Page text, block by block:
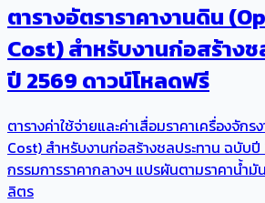
ตารางอัตราราคางานดิน
Cost) สำหรับงานก่อสร้าง
ปี 2569 ดาวน์โหลดฟรี
ตารางค่าใช้จ่ายและค่าเสื่อมราคาเครื่องจัก
Cost) สำหรับงานก่อสร้างชลประทาน ฉบับ
กรรมการราคากลางฯ แปรผันตามราคาน้ำ
ลิตร